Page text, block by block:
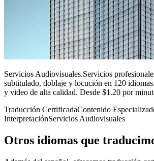
Servicios Audiovisuales.Servicios
subtitulado, doblaje y locución en 120
y video de alta calidad. Desde $1.20 por
Traducción CertificadaContenido
InterpretaciónServicios Audiovisuales
Otros idiomas que